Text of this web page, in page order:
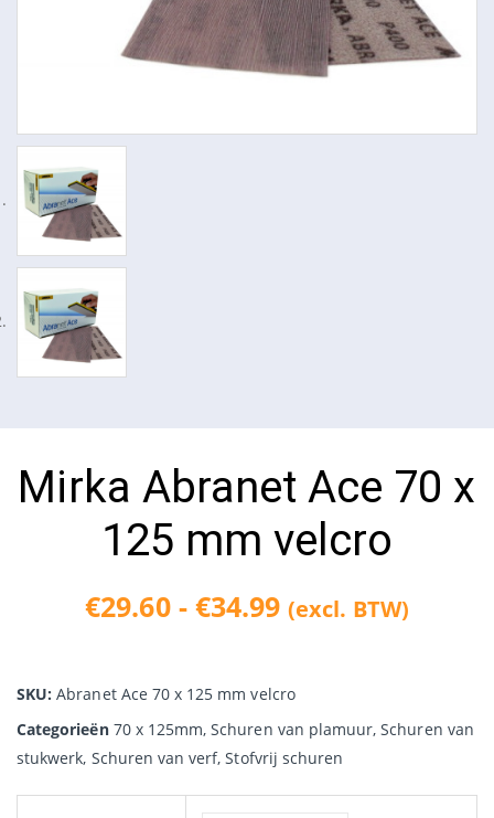
Mirka Abranet Ace 70 x
125 mm velcro
€29.60 - €34.99Prijsklasse:
tot
€34.99
(excl. BTW)
SKU:Abranet Ace 70 x 125 mm velcro
Categorieën 70 x 125mm,Schuren van plamuur,Schuren van
stukwerk, Schuren van verf,Stofvrij schuren